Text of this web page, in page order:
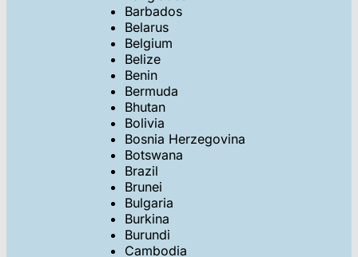
Barbados
Belarus
Belgium
Belize
Benin
Bermuda
Bhutan
Bolivia
Bosnia Herzegovina
Botswana
Brazil
Brunei
Bulgaria
Burkina
Burundi
Cambodia